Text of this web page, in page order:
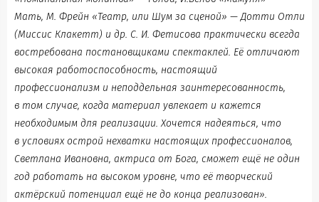
Мать, М. Фрейн «Театр, или Шум за сценой» — Дотти Отли
(Миссис Клакетт) и др. С. И. Фетисова практически всегда
востребована постановщиками спектаклей. Её отличают
высокая работоспособность, настоящий
профессионализм и неподдельная заинтересованность,
в том случае, когда материал увлекает и кажется
необходимым для реализации. Хочется надеяться, что
в условиях острой нехватки настоящих профессионалов,
Светлана Ивановна, актриса от Бога, сможет ещё не один
год работать на высоком уровне, что её творческий
актёрский потенциал ещё не до конца реализован».